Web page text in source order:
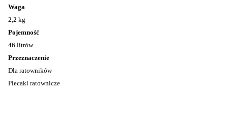
Waga
2,2 kg
Pojemność
46 litrów
Przeznaczenie
Dla ratowników
Plecaki ratownicze